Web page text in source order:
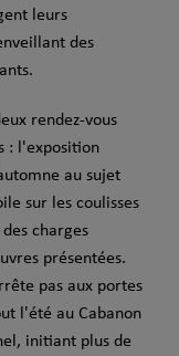
leurs
des
rendez-vous
: l'exposition
au sujet
sur les coulisses
charges
présentées.
pas aux portes
l'été au Cabanon
initiant plus de